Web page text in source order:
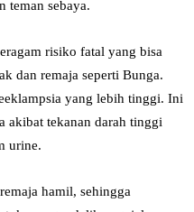
teman sebaya.
risiko fatal yang bisa
dan remaja seperti Bunga.
yang lebih tinggi. Ini
akibat tekanan darah tinggi
urine.
hamil, sehingga